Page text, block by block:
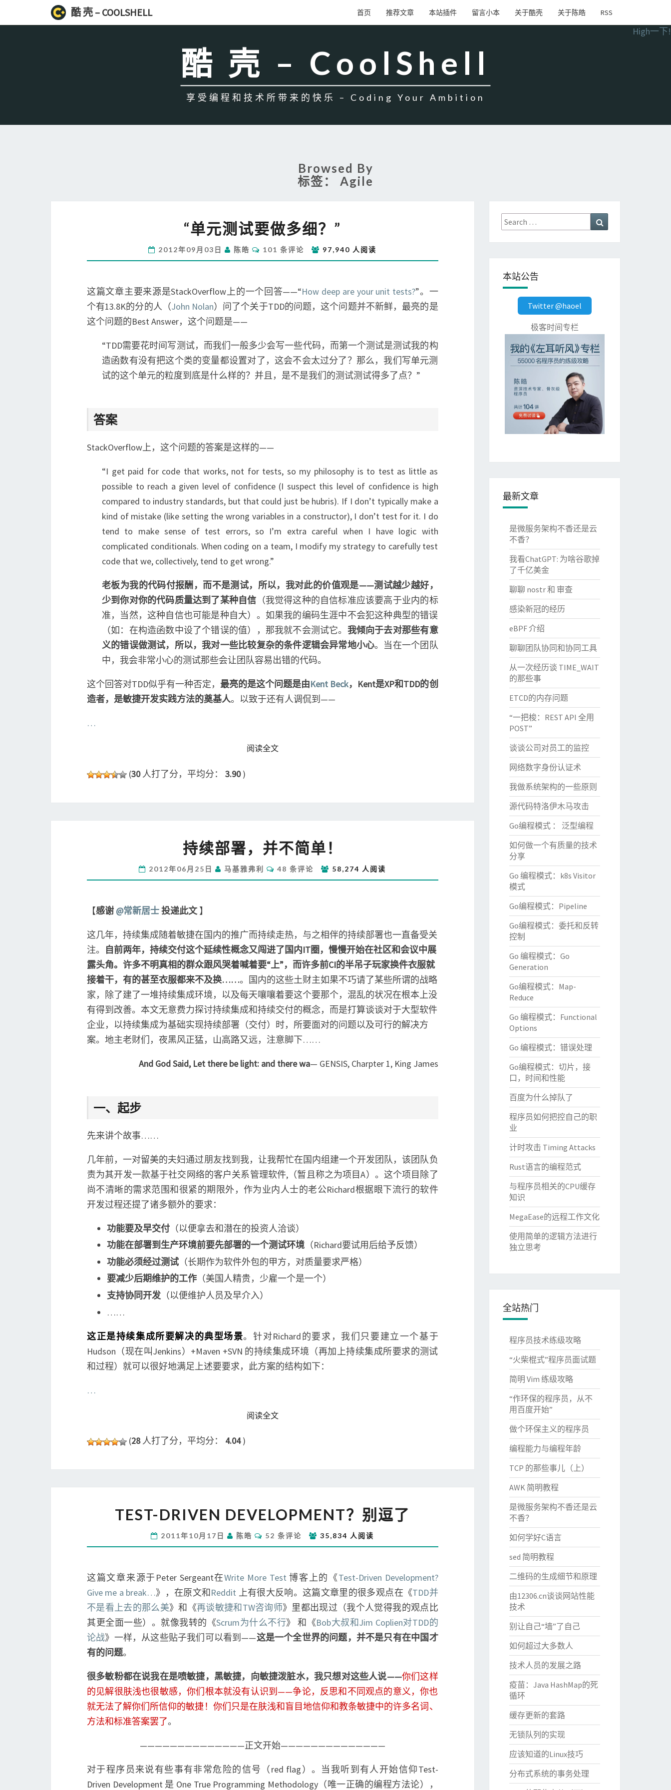
酷 壳 – COOLSHELL 首页 推荐文章 本站插件 留言小本 关于酷壳 关于陈皓 RSS
High一下!
酷 壳 – CoolShell
享受编程和技术所带来的快乐 – Coding Your Ambition
Browsed By
标签： Agile
元
试
多
细？”
“单元测试要做多细？”
2012年09月03日 陈皓
评
论
101 条评论 97,940 人阅读
这篇文章主要来源是StackOverflow上的一个回答——“How deep are your unit tests?”。一
个有13.8K的分的人（John Nolan）问了个关于TDD的问题，这个问题并不新鲜，最亮的是
这个问题的Best Answer，这个问题是——
“TDD需要花时间写测试，而我们一般多少会写一些代码，而第一个测试是测试我的构
造函数有没有把这个类的变量都设置对了，这会不会太过分了？那么，我们写单元测
试的这个单元的粒度到底是什么样的？并且，是不是我们的测试测试得多了点？”
答案
StackOverflow上，这个问题的答案是这样的——
“I get paid for code that works, not for tests, so my philosophy is to test as little as
possible to reach a given level of confidence (I suspect this level of confidence is high
compared to industry standards, but that could just be hubris). If I don’t typically make a
kind of mistake (like setting the wrong variables in a constructor), I don’t test for it. I do
tend to make sense of test errors, so I’m extra careful when I have logic with
complicated conditionals. When coding on a team, I modify my strategy to carefully test
code that we, collectively, tend to get wrong.”
老板为我的代码付报酬，而不是测试，所以，我对此的价值观是——测试越少越好，
少到你对你的代码质量达到了某种自信 （我觉得这种的自信标准应该要高于业内的标
准，当然，这种自信也可能是种自大）。如果我的编码生涯中不会犯这种典型的错误
（如：在构造函数中设了个错误的值），那我就不会测试它。 我倾向于去对那些有意
义的错误做测试，所以，我对一些比较复杂的条件逻辑会异常地小心。当在一个团队
中，我会非常小心的测试那些会让团队容易出错的代码。
这个回答对TDD似乎有一种否定，最亮的是这个问题是由Kent Beck，Kent是XP和TDD的创
造者，是敏捷开发实践方法的奠基人。以致于还有人调侃到——
…
阅读全文READ MORE
(30人打了分，平均分： 3.90)
续
署，
持续部署，并不简单！
2012年06月25日 马基雅弗利
评
论
48 条评论 58,274 人阅读
【感谢 @常新居士投递此文 】
这几年，持续集成随着敏捷在国内的推广而持续走热，与之相伴的持续部署也一直备受关
注。
自前两年，持续交付这个延续性概念又闯进了国内IT圈，慢慢开始在社区和会议中展
露头角。许多不明真相的群众跟风哭着喊着要“上”，而许多前CI的半吊子玩家换件衣服就
接着干，有的甚至衣服都来不及换……。国内的这些土财主如果不巧请了某些所谓的战略
家，除了建了一堆持续集成环境，以及每天嚷嚷着要这个要那个，混乱的状况在根本上没
有得到改善。本文无意费力探讨持续集成和持续交付的概念，而是打算谈谈对于大型软件
企业，以持续集成为基础实现持续部署（交付）时，所要面对的问题以及可行的解决方
案。地主老财们，夜黑风正猛，山高路又远，注意脚下……
And God Said, Let there be light: and there wa— GENSIS, Charpter 1, King James
一、起步
先来讲个故事……
几年前，一对留美的夫妇通过朋友找到我，让我帮忙在国内组建一个开发团队，该团队负
责为其开发一款基于社交网络的客户关系管理软件,（暂且称之为项目A）。这个项目除了
尚不清晰的需求范围和很紧的期限外，作为业内人士的老公Richard根据眼下流行的软件
开发过程还提了诸多额外的要求：
功能要及早交付 （以便拿去和潜在的投资人洽谈）
功能在部署到生产环境前要先部署的一个测试环境 （Richard要试用后给予反馈）
功能必须经过测试 （长期作为软件外包的甲方，对质量要求严格）
要减少后期维护的工作 （美国人精贵，少雇一个是一个）
支持协同开发 （以便维护人员及早介入）
……
这正是持续集成所要解决的典型场景。针对Richard的要求，我们只要建立一个基于
Hudson（现在叫Jenkins）+Maven +SVN 的持续集成环境（再加上持续集成所要求的测试
和过程）就可以很好地满足上述要要求，此方案的结构如下：
…
阅读全文READ MORE
(28人打了分，平均分： 4.04)
DRIVEN
别
TEST-DRIVEN DEVELOPMENT？别逗了
2011年10月17日 陈皓
评
论
52 条评论 35,834 人阅读
这篇文章来源于Peter Sergeant在Write More Test 博客上的《Test-Driven Development?
Give me a break…》，在原文和Reddit 上有很大反响。这篇文章里的很多观点在《TDD并
不是看上去的那么美》和《再谈敏捷和TW咨询师》里都出现过（我个人觉得我的观点比
其更全面一些）。就像我转的《Scrum为什么不行》 和《Bob大叔和Jim Coplien对TDD的
论战》一样，从这些贴子我们可以看到——这是一个全世界的问题，并不是只有在中国才
有的问题。
很多敏粉都在说我在是喷敏捷，黑敏捷，向敏捷泼脏水，我只想对这些人说——你们这样
的见解很肤浅也很敏感，你们根本就没有认识到——争论，反思和不同观点的意义，你也
就无法了解你们所信仰的敏捷！你们只是在肤浅和盲目地信仰和教条敏捷中的许多名词、
方法和标准答案罢了。
——————————————正文开始——————————————
对于程序员来说有些事有非常危险的信号（red flag）。当我听到有人开始信仰Test-
Driven Development 是 One True Programming Methodology（唯一正确的编程方法论），
Search
for:
本站公告
Twitter @haoel
极客时间专栏
最新文章
是微服务架构不香还是云
不香？
我看ChatGPT: 为啥谷歌掉
了千亿美金
聊聊 nostr 和 审查
感染新冠的经历
eBPF 介绍
聊聊团队协同和协同工具
从一次经历谈 TIME_WAIT
的那些事
ETCD的内存问题
“一把梭：REST API 全用
POST”
谈谈公司对员工的监控
网络数字身份认证术
我做系统架构的一些原则
源代码特洛伊木马攻击
Go编程模式 ： 泛型编程
如何做一个有质量的技术
分享
Go 编程模式：k8s Visitor
模式
Go编程模式：Pipeline
Go编程模式：委托和反转
控制
Go 编程模式：Go
Generation
Go编程模式：Map-
Reduce
Go 编程模式：Functional
Options
Go 编程模式：错误处理
Go编程模式：切片，接
口，时间和性能
百度为什么掉队了
程序员如何把控自己的职
业
计时攻击 Timing Attacks
Rust语言的编程范式
与程序员相关的CPU缓存
知识
MegaEase的远程工作文化
使用简单的逻辑方法进行
独立思考
全站热门
程序员技术练级攻略
“火柴棍式”程序员面试题
简明 Vim 练级攻略
“作环保的程序员，从不
用百度开始”
做个环保主义的程序员
编程能力与编程年龄
TCP 的那些事儿（上）
AWK 简明教程
是微服务架构不香还是云
不香？
如何学好C语言
sed 简明教程
二维码的生成细节和原理
由12306.cn谈谈网站性能
技术
别让自己“墙”了自己
如何超过大多数人
技术人员的发展之路
疫苗：Java HashMap的死
循环
缓存更新的套路
无锁队列的实现
应该知道的Linux技巧
分布式系统的事务处理